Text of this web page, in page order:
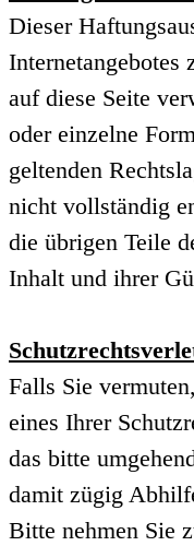
Dieser
Internetangebotes
auf diese Seite
oder einzelne
geltenden
nicht vollständig
die übrigen Teile
Inhalt und ihrer
Falls Sie
eines Ihrer
das bitte
damit zügig
Bitte nehmen Sie